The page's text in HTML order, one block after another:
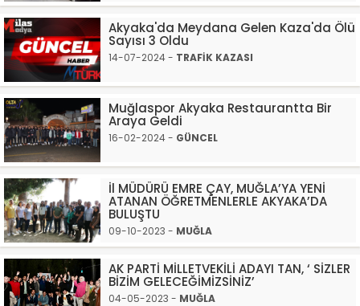
Akyaka'da Meydana Gelen Kaza'da Ölü
Sayısı 3 Oldu
14-07-2024 - TRAFİK KAZASI
Muğlaspor Akyaka Restaurantta Bir
Araya Geldi
16-02-2024 - GÜNCEL
İl MÜDÜRÜ EMRE ÇAY, MUĞLA’YA YENİ
ATANAN ÖĞRETMENLERLE AKYAKA’DA
BULUŞTU
09-10-2023 - MUĞLA
AK PARTİ MİLLETVEKİLİ ADAYI TAN, ‘ SİZLER
BİZİM GELECEĞİMİZSİNİZ’
04-05-2023 - MUĞLA